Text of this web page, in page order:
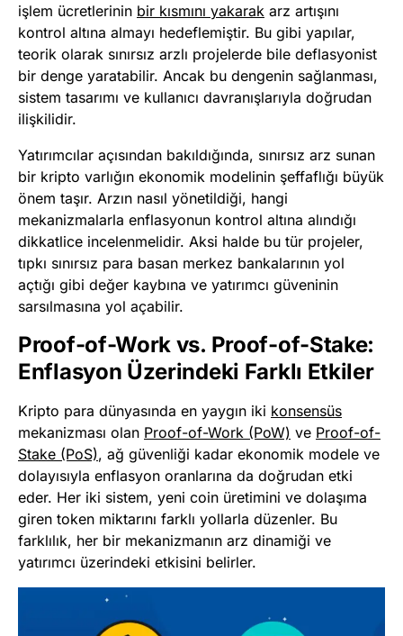
işlem ücretlerinin bir kısmını yakarak arz artışını
kontrol altına almayı hedeflemiştir. Bu gibi yapılar,
teorik olarak sınırsız arzlı projelerde bile deflasyonist
bir denge yaratabilir. Ancak bu dengenin sağlanması,
sistem tasarımı ve kullanıcı davranışlarıyla doğrudan
ilişkilidir.
Yatırımcılar açısından bakıldığında, sınırsız arz sunan
bir kripto varlığın ekonomik modelinin şeffaflığı büyük
önem taşır. Arzın nasıl yönetildiği, hangi
mekanizmalarla enflasyonun kontrol altına alındığı
dikkatlice incelenmelidir. Aksi halde bu tür projeler,
tıpkı sınırsız para basan merkez bankalarının yol
açtığı gibi değer kaybına ve yatırımcı güveninin
sarsılmasına yol açabilir.
Proof-of-Work vs. Proof-of-Stake:
Enflasyon Üzerindeki Farklı Etkiler
Kripto para dünyasında en yaygın iki konsensüs
mekanizması olan Proof-of-Work (PoW) ve Proof-of-
Stake (PoS), ağ güvenliği kadar ekonomik modele ve
dolayısıyla enflasyon oranlarına da doğrudan etki
eder. Her iki sistem, yeni coin üretimini ve dolaşıma
giren token miktarını farklı yollarla düzenler. Bu
farklılık, her bir mekanizmanın arz dinamiği ve
yatırımcı üzerindeki etkisini belirler.